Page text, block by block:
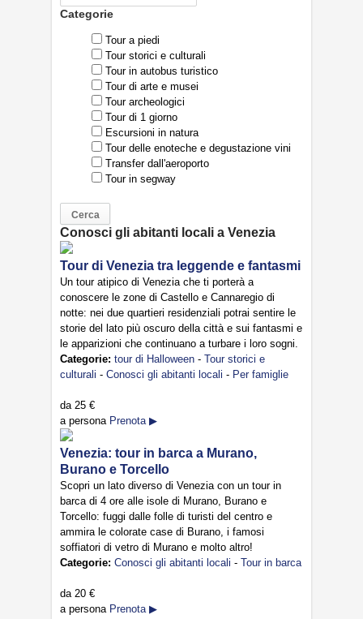
Categorie
Tour a piedi
Tour storici e culturali
Tour in autobus turistico
Tour di arte e musei
Tour archeologici
Tour di 1 giorno
Escursioni in natura
Tour delle enoteche e degustazione vini
Transfer dall'aeroporto
Tour in segway
Conosci gli abitanti locali a Venezia
Tour di Venezia tra leggende e fantasmi
Un tour atipico di Venezia che ti porterà a
conoscere le zone di Castello e Cannaregio di
notte: nei due quartieri residenziali potrai sentire le
storie del lato più oscuro della città e sui fantasmi e
le apparizioni che continuano a turbare i loro sogni.
Categorie: tour di Halloween - Tour storici e
culturali - Conosci gli abitanti locali - Per famiglie
da 25 €
a persona Prenota ▶
Venezia: tour in barca a Murano,
Burano e Torcello
Scopri un lato diverso di Venezia con un tour in
barca di 4 ore alle isole di Murano, Burano e
Torcello: fuggi dalle folle di turisti del centro e
ammira le colorate case di Burano, i famosi
soffiatori di vetro di Murano e molto altro!
Categorie: Conosci gli abitanti locali - Tour in barca
da 20 €
a persona Prenota ▶